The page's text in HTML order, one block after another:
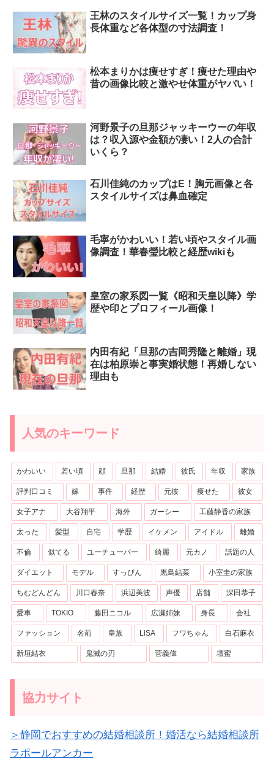
王林のスタイルサイズ一覧！カップ身
長体重など各体型の寸法調査！
松本まりかは痩せすぎ！痩せた理由や
昔の画像比較と激やせ体重がヤバい！
河野景子の旦那ジャッキーウーの年収
は？収入源や金額が凄い！2人の合計
いくら？
石川佳純のカップはE！胸元画像と各
スタイルサイズは鼻血確定
毛寧がかわいい！若い頃やスタイル画
像調査！華春瑩比較と経歴wikiも
皇室の家系図一覧《昭和天皇以降》学
歴や印とプロフィール画像！
内田有紀「旦那の吉岡秀隆と離婚」現
在は柏原崇と事実婚状態！再婚しない
理由も
人気のキーワード
かわいい 若い頃 顔 旦那 結婚 彼氏 年収 家族
評判口コミ 嫁 事件 経歴 元彼 痩せた 彼女
女子アナ 大谷翔平 海外 ガーシー 工藤静香の家族
太った 髪型 自宅 学歴 イケメン アイドル 離婚
不倫 似てる ユーチューバー 綺麗 元カノ 話題の人
ダイエット モデル すっぴん 黒島結菜 小室圭の家族
ちむどんどん 川口春奈 浜辺美波 声優 店舗 深田恭子
愛車 TOKIO 藤田ニコル 広瀬姉妹 身長 会社
ファッション 名前 皇族 LiSA フワちゃん 白石麻衣
新垣結衣 鬼滅の刃 菅義偉 壇蜜
協力サイト
＞静岡でおすすめの結婚相談所！婚活なら結婚相談所
ラポールアンカー